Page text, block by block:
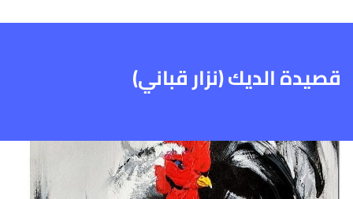
قصيدة الديك (نزار قباني)